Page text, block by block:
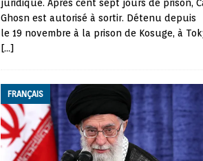
juridique. Après cent sept jours de prison,
Ghosn est autorisé à sortir. Détenu depuis
le 19 novembre à la prison de Kosuge, à
[…]
FRANÇAIS